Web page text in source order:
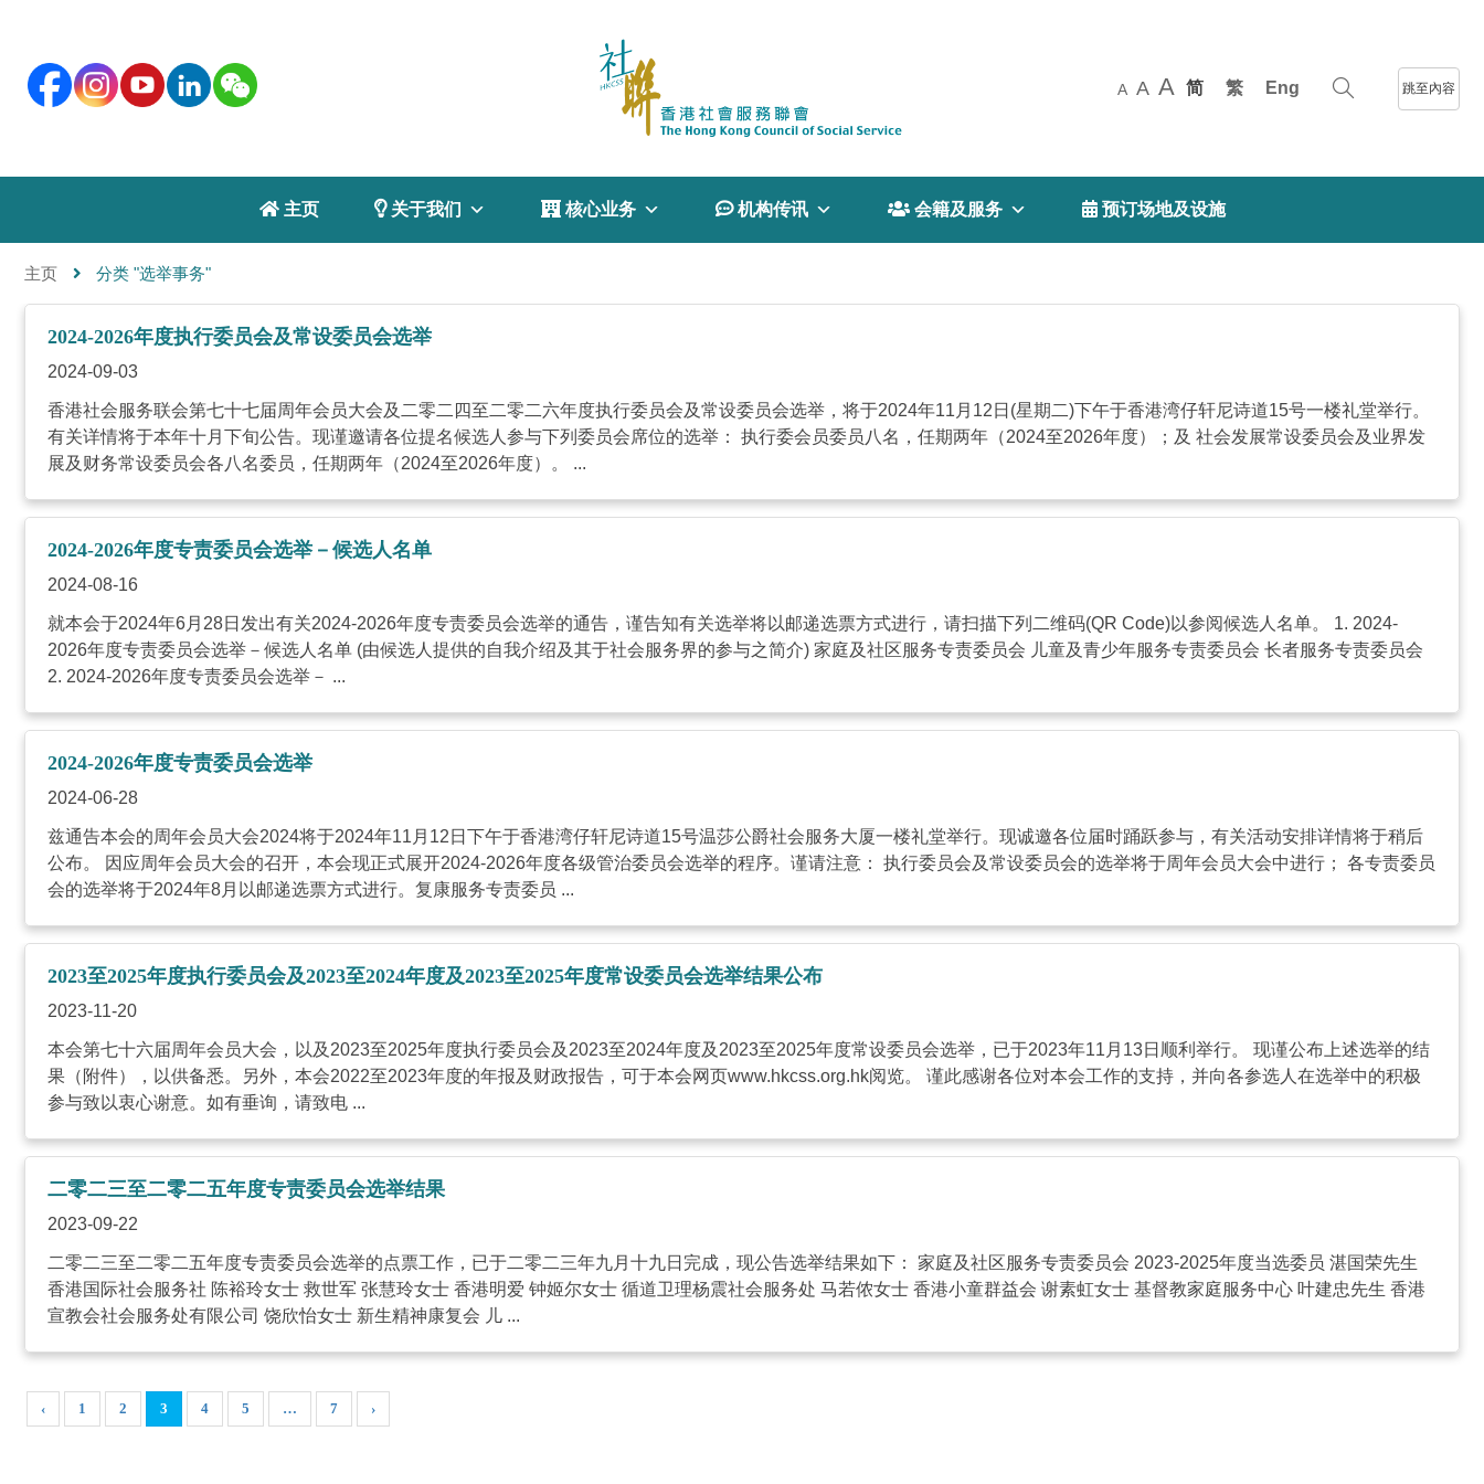
A A A 简 繁 Eng 跳至內容
 主页  关于我们  核心业务  机构传讯  会籍及服务  预订场地及设施
主页 分类 "选举事务"
2024-2026年度执行委员会及常设委员会选举
2024-09-03
香港社会服务联会第七十七届周年会员大会及二零二四至二零二六年度执行委员会及常设委员会选举，将于2024年11月12日(星期二)下午于香港湾仔轩尼诗道15号一楼礼堂举行。
有关详情将于本年十月下旬公告。现谨邀请各位提名候选人参与下列委员会席位的选举： 执行委会员委员八名，任期两年（2024至2026年度）；及 社会发展常设委员会及业界发
展及财务常设委员会各八名委员，任期两年（2024至2026年度）。 ...
2024-2026年度专责委员会选举－候选人名单
2024-08-16
就本会于2024年6月28日发出有关2024-2026年度专责委员会选举的通告，谨告知有关选举将以邮递选票方式进行，请扫描下列二维码(QR Code)以参阅候选人名单。 1. 2024-
2026年度专责委员会选举－候选人名单 (由候选人提供的自我介绍及其于社会服务界的参与之简介) 家庭及社区服务专责委员会 儿童及青少年服务专责委员会 长者服务专责委员会
2. 2024-2026年度专责委员会选举－ ...
2024-2026年度专责委员会选举
2024-06-28
兹通告本会的周年会员大会2024将于2024年11月12日下午于香港湾仔轩尼诗道15号温莎公爵社会服务大厦一楼礼堂举行。现诚邀各位届时踊跃参与，有关活动安排详情将于稍后
公布。 因应周年会员大会的召开，本会现正式展开2024-2026年度各级管治委员会选举的程序。谨请注意： 执行委员会及常设委员会的选举将于周年会员大会中进行； 各专责委员
会的选举将于2024年8月以邮递选票方式进行。复康服务专责委员 ...
2023至2025年度执行委员会及2023至2024年度及2023至2025年度常设委员会选举结果公布
2023-11-20
本会第七十六届周年会员大会，以及2023至2025年度执行委员会及2023至2024年度及2023至2025年度常设委员会选举，已于2023年11月13日顺利举行。 现谨公布上述选举的结
果（附件），以供备悉。另外，本会2022至2023年度的年报及财政报告，可于本会网页www.hkcss.org.hk阅览。 谨此感谢各位对本会工作的支持，并向各参选人在选举中的积极
参与致以衷心谢意。如有垂询，请致电 ...
二零二三至二零二五年度专责委员会选举结果
2023-09-22
二零二三至二零二五年度专责委员会选举的点票工作，已于二零二三年九月十九日完成，现公告选举结果如下： 家庭及社区服务专责委员会 2023-2025年度当选委员 湛国荣先生
香港国际社会服务社 陈裕玲女士 救世军 张慧玲女士 香港明爱 钟姬尔女士 循道卫理杨震社会服务处 马若侬女士 香港小童群益会 谢素虹女士 基督教家庭服务中心 叶建忠先生 香港
宣教会社会服务处有限公司 饶欣怡女士 新生精神康复会 儿 ...
‹ 1 2 3 4 5 … 7 ›